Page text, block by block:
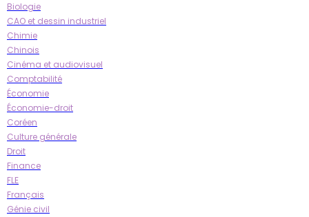
Biologie
CAO et dessin industriel
Chimie
Chinois
Cinéma et audiovisuel
Comptabilité
Économie
Économie-droit
Coréen
Culture générale
Droit
Finance
FLE
Français
Génie civil